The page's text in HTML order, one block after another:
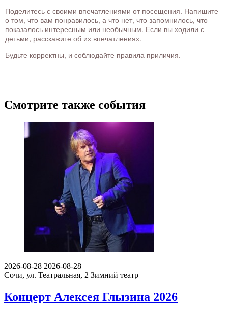
Поделитесь с своими впечатлениями от посещения. Напишите
о том, что вам понравилось, а что нет, что запомнилось, что
показалось интересным или необычным. Если вы ходили с
детьми, расскажите об их впечатлениях.
Будьте корректны, и соблюдайте правила приличия.
Смотрите также события
2026-08-28 2026-08-28
Сочи, ул. Театральная, 2 Зимний театр
Концерт Алексея Глызина 2026